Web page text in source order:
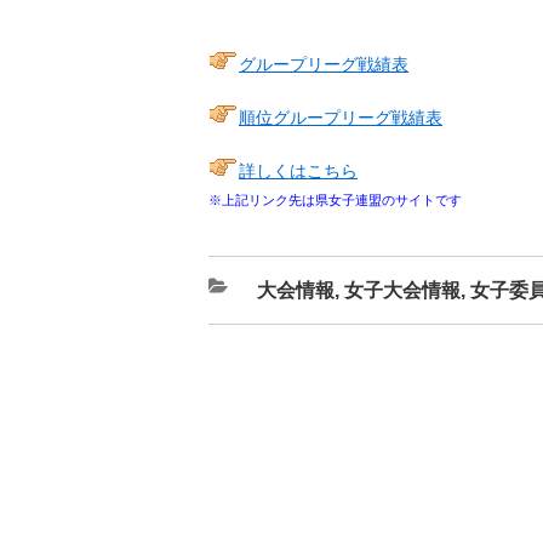
グループリーグ戦績表
順位グループリーグ戦績表
詳しくはこちら
※上記リンク先は県女子連盟のサイトです
カ
テ
大会情報, 女子大会情報, 女子委